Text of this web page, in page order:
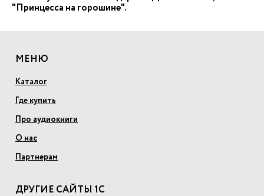
"Принцесса на горошине".
МЕНЮ
Каталог
Где купить
Про аудиокниги
О нас
Партнерам
ДРУГИЕ САЙТЫ 1С